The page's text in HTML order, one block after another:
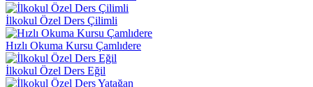
İlkokul Özel Ders Çilimli
Hızlı Okuma Kursu Çamlıdere
İlkokul Özel Ders Eğil